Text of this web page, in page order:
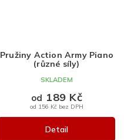
Pružiny Action Army Piano
(různé síly)
SKLADEM
od 156 Kč bez DPH
od 189 Kč
Detail